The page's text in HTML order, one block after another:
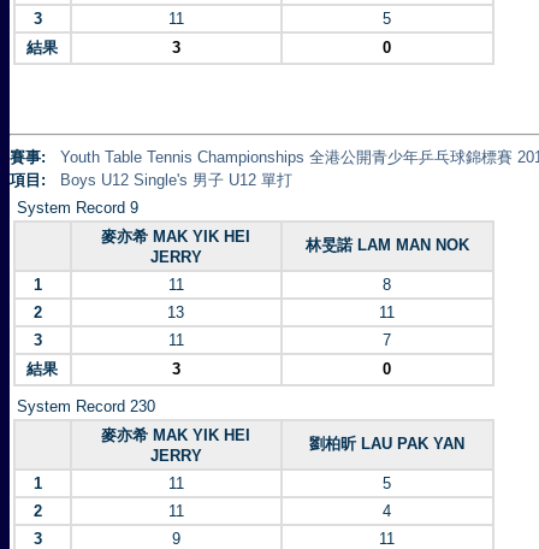
3
11
5
結果
3 0
賽事:
Youth Table Tennis Championships 全港公開青少年乒乓球錦標賽
項目:
Boys U12 Single's 男子 U12 單打
System Record 9
麥亦希 MAK YIK HEI
JERRY
林旻諾 LAM MAN NOK
1 11
8
2
13
11
3
11
7
結果
3 0
System Record 230
麥亦希 MAK YIK HEI
JERRY
劉柏昕 LAU PAK YAN
1 11
5
2
11
4
3
9
11